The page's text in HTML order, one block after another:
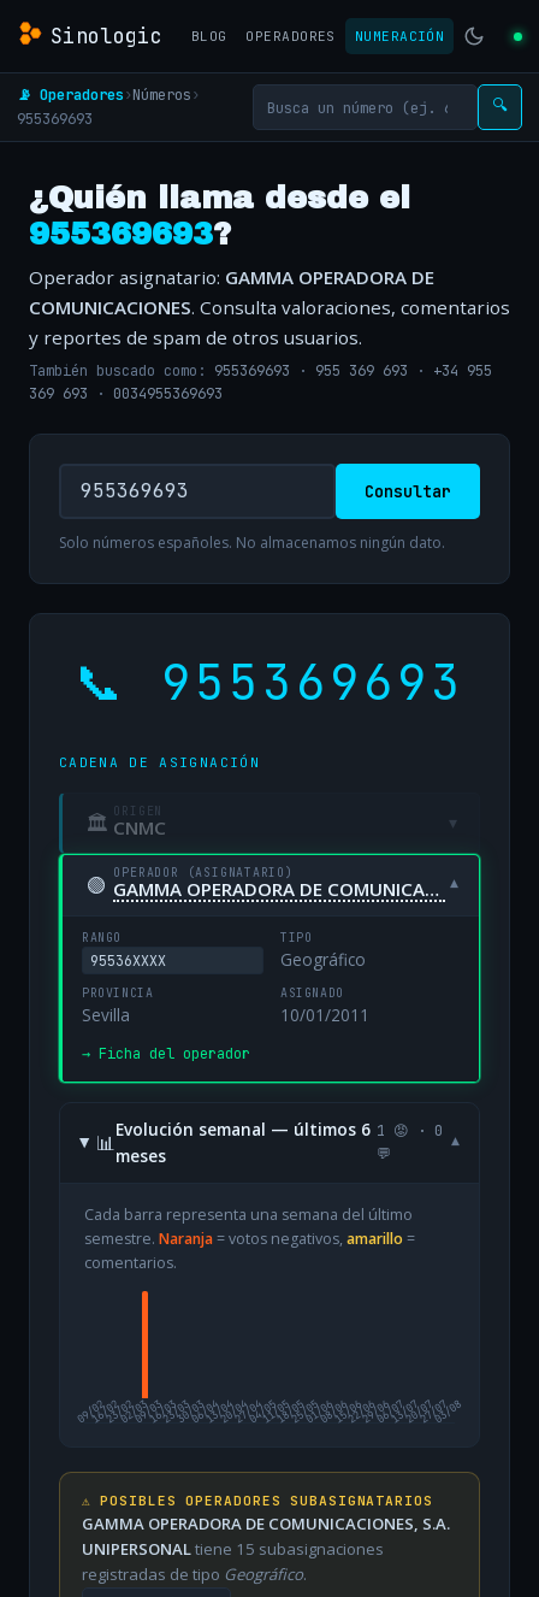
Sinologic BLOG OPERADORES NUMERACIÓN
📡 Operadores›Números›
955369693
🔍
¿Quién llama desde el
955369693?
Operador asignatario: GAMMA OPERADORA DE
COMUNICACIONES. Consulta valoraciones, comentarios
y reportes de spam de otros usuarios.
También buscado como: 955369693 · 955 369 693 · +34 955
369 693 · 0034955369693
Consultar
Solo números españoles. No almacenamos ningún dato.
📞 955369693
CADENA DE ASIGNACIÓN
🏛 ORIGEN
CNMC ▾
🟢 OPERADOR (ASIGNATARIO)
GAMMA OPERADORA DE COMUNICACIONES, S.A. UNIPERSONAL ▾
RANGO
95536XXXX
TIPO
Geográfico
PROVINCIA
Sevilla
ASIGNADO
10/01/2011
→ Ficha del operador
📊
Evolución semanal — últimos 6
meses
1 😡 · 0
💬
▾
Cada barra representa una semana del último
semestre. Naranja= votos negativos, amarillo =
comentarios.
09/02
16/0223/0202/0309/0316/0323/0330/0306/0413/0420/0427/0404/0511/0518/0525/0501/0608/0615/0622/0629/0606/0713/0720/0727/07
03/08
⚠️ POSIBLES OPERADORES SUBASIGNATARIOS
GAMMA OPERADORA DE COMUNICACIONES, S.A.
UNIPERSONALtiene 15 subasignaciones
registradas de tipo Geográfico.